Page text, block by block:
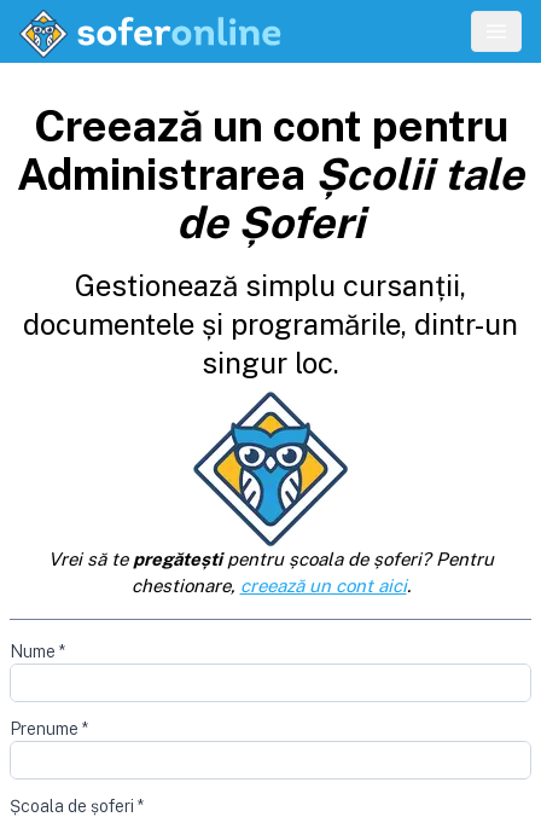
Creează un cont pentru
Administrarea Școlii tale
de Șoferi
Gestionează simplu cursanții,
documentele și programările, dintr-un
singur loc.
Vrei să te pregăteștipentru școala de șoferi? Pentru
chestionare, creează un cont aici.
Nume *
Prenume *
Școala de șoferi *